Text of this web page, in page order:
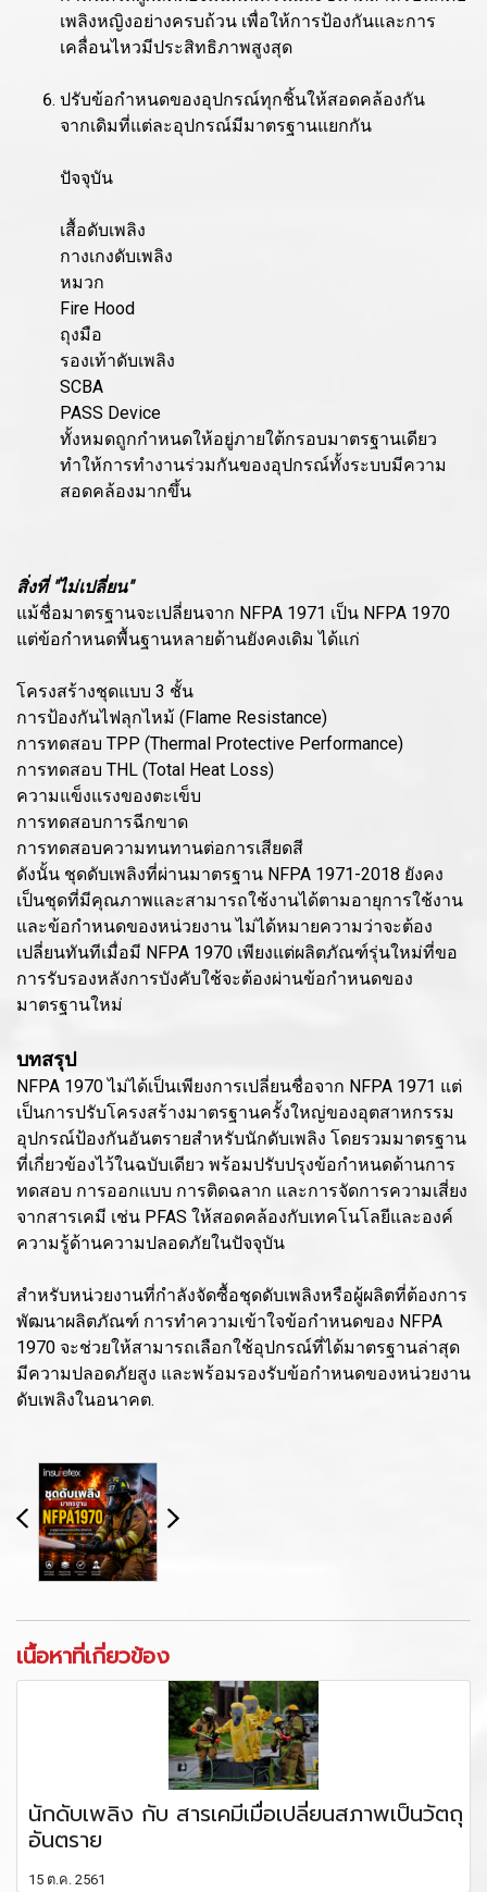
เพลิงหญิงอย่างครบถ้วน เพื่อให้การป้องกันและการ
เคลื่อนไหวมีประสิทธิภาพสูงสุด
ปรับข้อกำหนดของอุปกรณ์ทุกชิ้นให้สอดคล้องกัน
จากเดิมที่แต่ละอุปกรณ์มีมาตรฐานแยกกัน
ปัจจุบัน
เสื้อดับเพลิง
กางเกงดับเพลิง
หมวก
Fire Hood
ถุงมือ
รองเท้าดับเพลิง
SCBA
PASS Device
ทั้งหมดถูกกำหนดให้อยู่ภายใต้กรอบมาตรฐานเดียว
ทำให้การทำงานร่วมกันของอุปกรณ์ทั้งระบบมีความ
สอดคล้องมากขึ้น
สิ่งที่ "ไม่เปลี่ยน"
แม้ชื่อมาตรฐานจะเปลี่ยนจาก NFPA 1971 เป็น NFPA 1970
แต่ข้อกำหนดพื้นฐานหลายด้านยังคงเดิม ได้แก่
โครงสร้างชุดแบบ 3 ชั้น
การป้องกันไฟลุกไหม้ (Flame Resistance)
การทดสอบ TPP (Thermal Protective Performance)
การทดสอบ THL (Total Heat Loss)
ความแข็งแรงของตะเข็บ
การทดสอบการฉีกขาด
การทดสอบความทนทานต่อการเสียดสี
ดังนั้น ชุดดับเพลิงที่ผ่านมาตรฐาน NFPA 1971-2018 ยังคง
เป็นชุดที่มีคุณภาพและสามารถใช้งานได้ตามอายุการใช้งาน
และข้อกำหนดของหน่วยงาน ไม่ได้หมายความว่าจะต้อง
เปลี่ยนทันทีเมื่อมี NFPA 1970 เพียงแต่ผลิตภัณฑ์รุ่นใหม่ที่ขอ
การรับรองหลังการบังคับใช้จะต้องผ่านข้อกำหนดของ
มาตรฐานใหม่
บทสรุป
NFPA 1970 ไม่ได้เป็นเพียงการเปลี่ยนชื่อจาก NFPA 1971 แต่
เป็นการปรับโครงสร้างมาตรฐานครั้งใหญ่ของอุตสาหกรรม
อุปกรณ์ป้องกันอันตรายสำหรับนักดับเพลิง โดยรวมมาตรฐาน
ที่เกี่ยวข้องไว้ในฉบับเดียว พร้อมปรับปรุงข้อกำหนดด้านการ
ทดสอบ การออกแบบ การติดฉลาก และการจัดการความเสี่ยง
จากสารเคมี เช่น PFAS ให้สอดคล้องกับเทคโนโลยีและองค์
ความรู้ด้านความปลอดภัยในปัจจุบัน
สำหรับหน่วยงานที่กำลังจัดซื้อชุดดับเพลิงหรือผู้ผลิตที่ต้องการ
พัฒนาผลิตภัณฑ์ การทำความเข้าใจข้อกำหนดของ NFPA
1970 จะช่วยให้สามารถเลือกใช้อุปกรณ์ที่ได้มาตรฐานล่าสุด
มีความปลอดภัยสูง และพร้อมรองรับข้อกำหนดของหน่วยงาน
ดับเพลิงในอนาคต.
เนื้อหาที่เกี่ยวข้อง
นักดับเพลิง กับ สารเคมีเมื่อเปลี่ยนสภาพเป็นวัตถุ
อันตราย
15 ต.ค. 2561